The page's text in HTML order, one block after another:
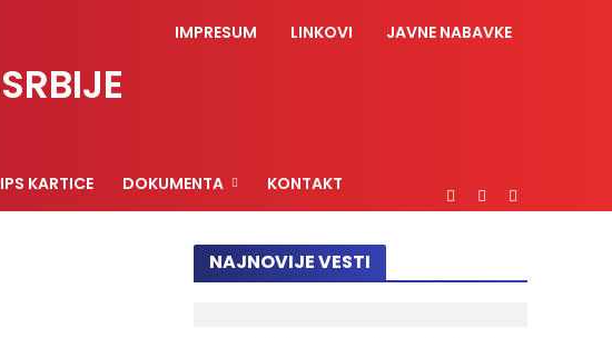
IMPRESUM LINKOVI JAVNE NABAVKE
KARTICE DOKUMENTA KONTAKT
NAJNOVIJE VESTI